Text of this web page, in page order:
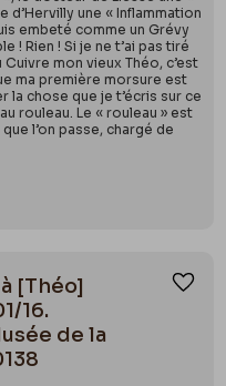
une « Inflammation
embeté comme un Grévy
! Rien ! Si je ne t’ai pas tiré
mon vieux Théo, c’est
ma première morsure est
la chose que je t’écris sur ce
rouleau. Le « rouleau » est
l’on passe, chargé de
[Théo]
16.
de la